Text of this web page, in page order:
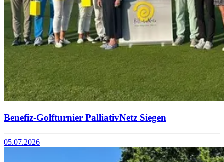
Benefiz-Golfturnier PalliativNetz Siegen
05.07.2026